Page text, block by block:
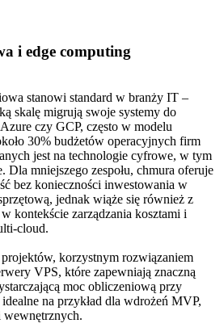
i edge computing
stanowi standard w branży IT –
skalę migrują swoje systemy do
czy GCP, często w modelu
30% budżetów operacyjnych firm
jest na technologie cyfrowe, w tym
Dla mniejszego zespołu, chmura oferuje
bez konieczności inwestowania w
jednak wiąże się również z
kontekście zarządzania kosztami i
cloud.
korzystnym rozwiązaniem
VPS, które zapewniają znaczną
moc obliczeniową przy
na przykład dla wdrożeń MVP,